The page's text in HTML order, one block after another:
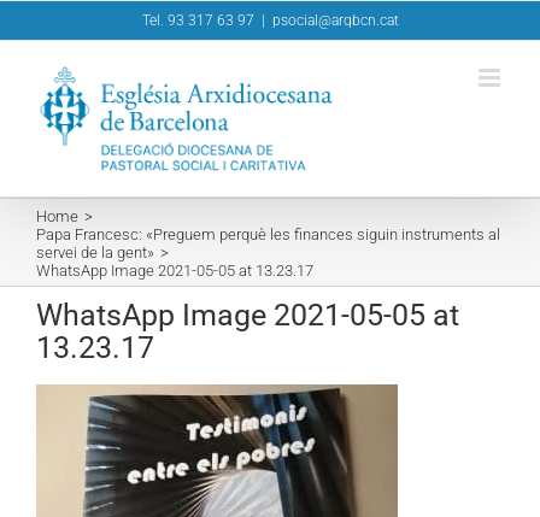
to
Tel. 93 317 63 97 psocial@arqbcn.cat
Home
Papa Francesc: «Preguem perquè les finances siguin instruments al
servei de la gent»
WhatsApp Image 2021-05-05 at 13.23.17
WhatsApp Image 2021-05-05 at
13.23.17